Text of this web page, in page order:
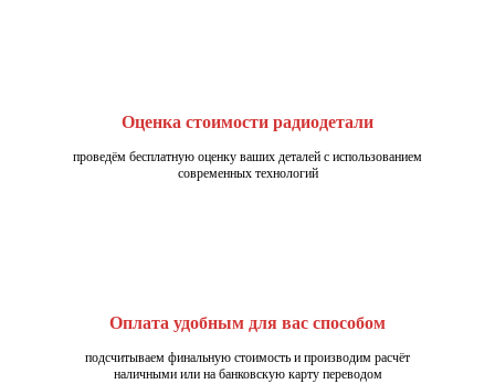
Оценка стоимости радиодетали
проведём бесплатную оценку ваших деталей с использованием
современных технологий
Оплата удобным для вас способом
подсчитываем финальную стоимость и производим расчёт
наличными или на банковскую карту переводом